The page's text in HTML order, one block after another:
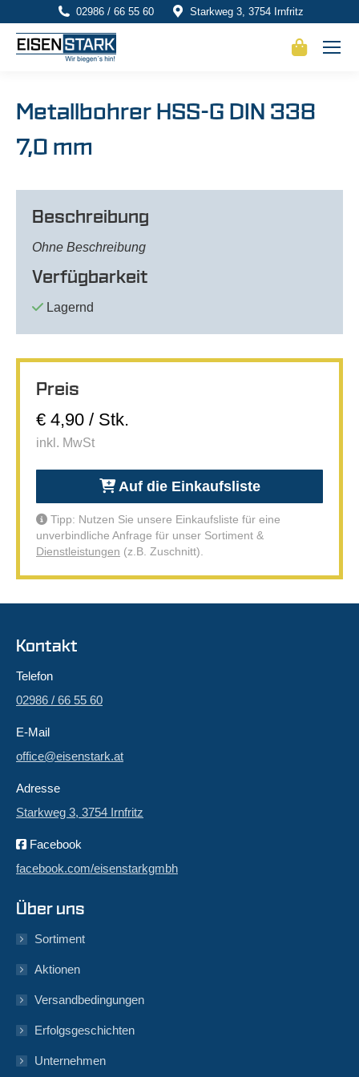
02986 / 66 55 60 Starkweg 3, 3754 Irnfritz
Metallbohrer HSS-G DIN 338
7,0 mm
Beschreibung
Ohne Beschreibung
Verfügbarkeit
Lagernd
Preis
€ 4,90 / Stk.
inkl. MwSt
Auf die Einkaufsliste
Tipp: Nutzen Sie unsere Einkaufsliste für eine
unverbindliche Anfrage für unser Sortiment &
Dienstleistungen (z.B. Zuschnitt).
Kontakt
Telefon
02986 / 66 55 60
E-Mail
office@eisenstark.at
Adresse
Starkweg 3, 3754 Irnfritz
Facebook
facebook.com/eisenstarkgmbh
Über uns
Sortiment
Aktionen
Versandbedingungen
Erfolgsgeschichten
Unternehmen